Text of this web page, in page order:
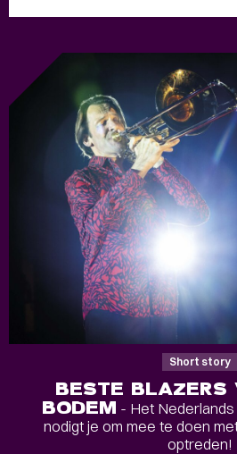
Short story
BESTE BLAZERS
BODEM - Het
nodigt je om mee te doen
optreden!